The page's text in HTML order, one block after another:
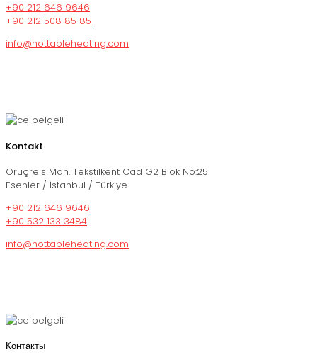
+90 212 646 9646
+90 212 508 85 85
info@hottableheating.com
Kontakt
Oruçreis Mah. Tekstilkent Cad G2 Blok No:25
Esenler / İstanbul / Türkiye
+90 212 646 9646
+90 532 133 3484
info@hottableheating.com
Контакты